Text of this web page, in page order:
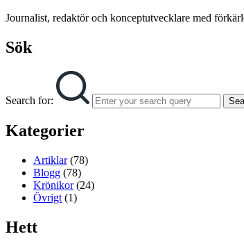
Journalist, redaktör och konceptutvecklare med
Sök
Search for:
Kategorier
Artiklar(78)
Blogg (78)
Krönikor(24)
Övrigt (1)
Hett